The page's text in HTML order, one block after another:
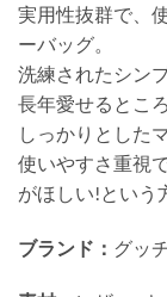
実用性抜群で、
ーバッグ。
洗練されたシン
長年愛せるとこ
しっかりとした
使いやすさ重視
がほしい!という
ブランド： グッ